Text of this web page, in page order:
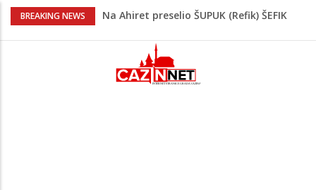
BREAKING NEWS
Na Ahiret preselio ŠUPUK (Refik) ŠEFIK
obilježavanja godišnjice: "Doživjela sam
poniženje na mjestu gdje se odaje
počast mom sinu"